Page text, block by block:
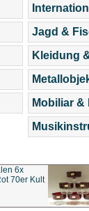
Jagd &
Kleidung
Mobiliar &
6x
70er Kult